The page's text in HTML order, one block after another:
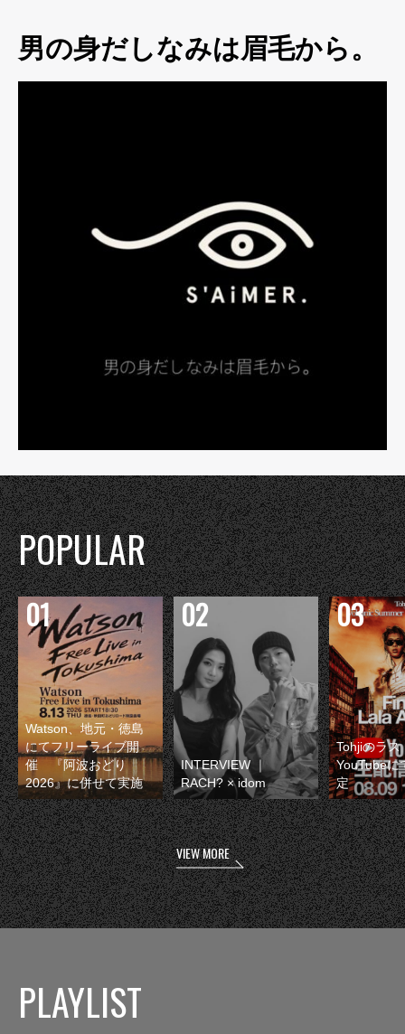
男の身だしなみは眉毛から。
POPULAR
Watson、地元・徳島
にてフリーライブ開
催 『阿波おどり
2026』に併せて実施
INTERVIEW ｜
RACH? × idom
Tohjiのラス
YouTubeに
定
VIEW MORE
PLAYLIST